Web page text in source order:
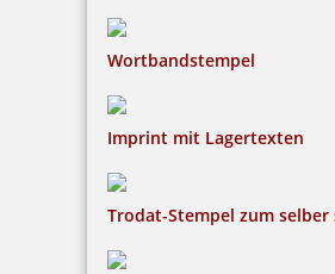
Wortbandstempel
Imprint mit Lagertexten
Trodat-Stempel zum selber